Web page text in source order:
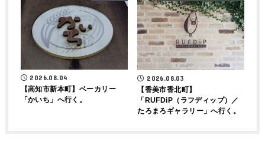
2026.08.04
【高知市新本町】ベーカリー
「かいち」へ行く。
2026.08.03
【香美市香北町】
「RUFDiP（ラフディップ）／
たろまろギャラリー」へ行く。